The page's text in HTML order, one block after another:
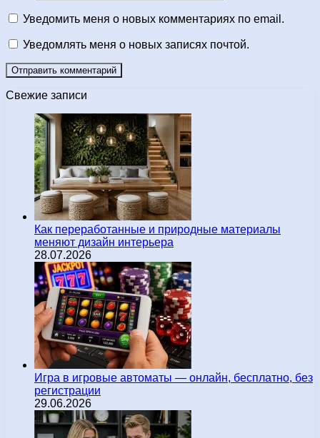
Уведомить меня о новых комментариях по email.
Уведомлять меня о новых записях почтой.
Свежие записи
Как переработанные и природные материалы
меняют дизайн интерьера
28.07.2026
Игра в игровые автоматы — онлайн, бесплатно, без
регистрации
29.06.2026